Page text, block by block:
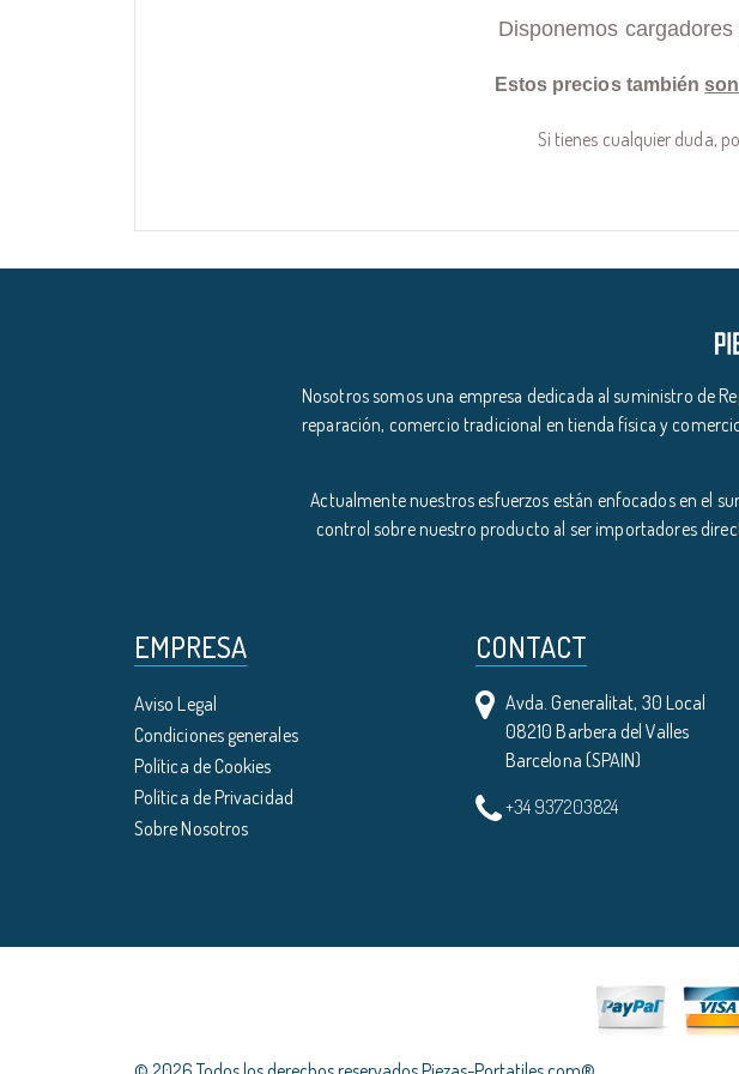
Disponemos
Estos precios también
Si tienes cualquier duda,
Nosotros somos una empresa dedicada al suministro de
reparación, comercio tradicional en tienda física y
Actualmente nuestros esfuerzos están enfocados en el
control sobre nuestro producto al ser importadores
EMPRESA
Aviso Legal
Condiciones generales
Política de Cookies
Política de Privacidad
Sobre Nosotros
CONTACT
Avda. Generalitat, 30 Local
08210 Barbera del Valles
Barcelona (SPAIN)
+34 937203824